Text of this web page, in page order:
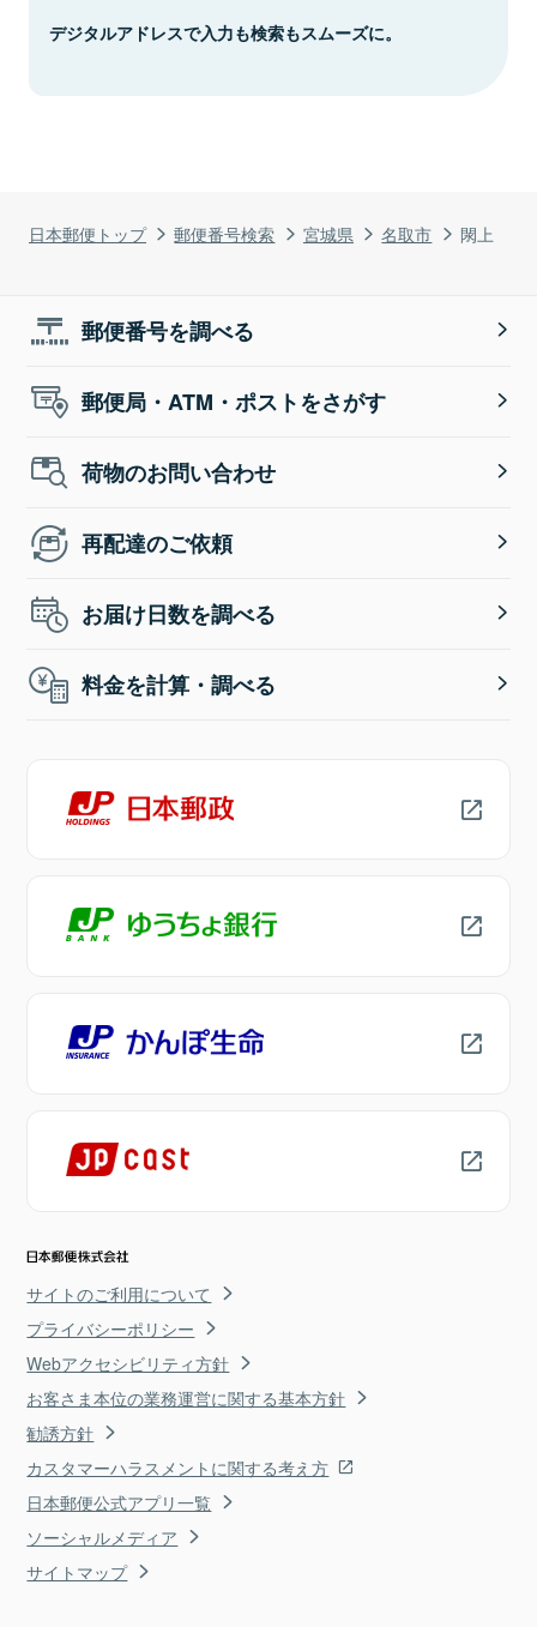
日本郵便トップ 郵便番号検索 宮城県 名取市 閖上
デジタルアドレスで入力も検索もスムーズに。
郵便番号を調べる
郵便局・ATM・ポストをさがす
荷物のお問い合わせ
再配達のご依頼
お届け日数を調べる
料金を計算・調べる
サイトのご利用について
プライバシーポリシー
Webアクセシビリティ方針
お客さま本位の業務運営に関する基本方針
勧誘方針
カスタマーハラスメントに関する考え方
日本郵便公式アプリ一覧
ソーシャルメディア
サイトマップ